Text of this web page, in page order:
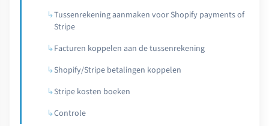
Tussenrekening aanmaken voor Shopify payments of
Stripe
Facturen koppelen aan de tussenrekening
Shopify/Stripe betalingen koppelen
Stripe kosten boeken
Controle